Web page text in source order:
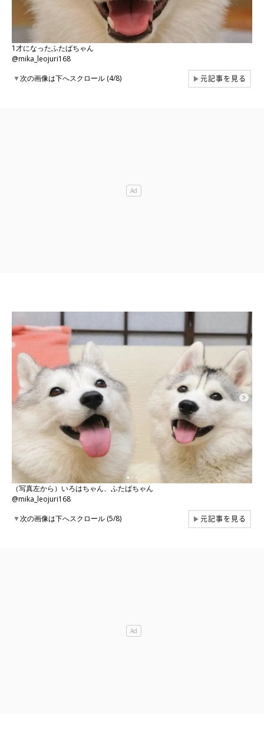
1才になったふたばちゃん
@mika_leojuri168
▼次の画像は下へスクロール (4/8) ▶元記事を見る
（写真左から）いろはちゃん、ふたばちゃん
@mika_leojuri168
▼次の画像は下へスクロール (5/8) ▶元記事を見る